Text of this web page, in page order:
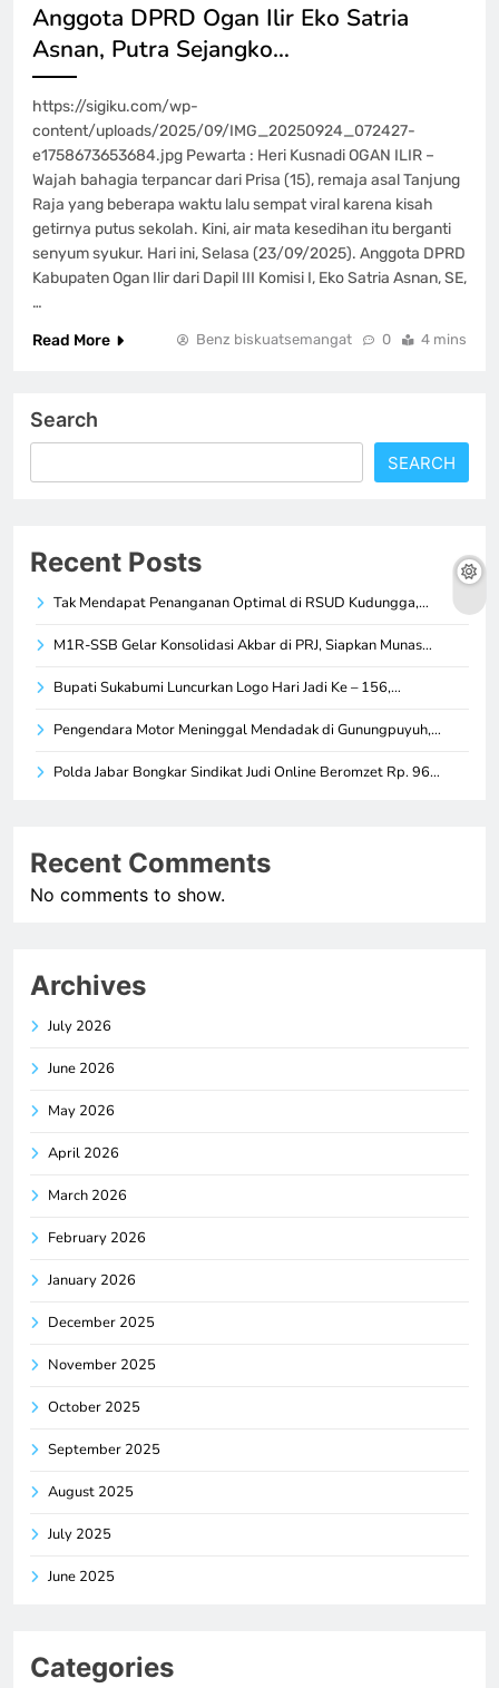
Anggota DPRD Ogan Ilir Eko Satria
Asnan, Putra Sejangko…
https://sigiku.com/wp-
content/uploads/2025/09/IMG_20250924_072427-
e1758673653684.jpg Pewarta : Heri Kusnadi OGAN ILIR –
Wajah bahagia terpancar dari Prisa (15), remaja asal Tanjung
Raja yang beberapa waktu lalu sempat viral karena kisah
getirnya putus sekolah. Kini, air mata kesedihan itu berganti
senyum syukur. Hari ini, Selasa (23/09/2025). Anggota DPRD
Kabupaten Ogan Ilir dari Dapil III Komisi I, Eko Satria Asnan, SE,
…
Read More
Benz biskuatsemangat 0 4 mins
Search
SEARCH
Recent Posts
Tak Mendapat Penanganan Optimal di RSUD Kudungga,…
M1R-SSB Gelar Konsolidasi Akbar di PRJ, Siapkan Munas…
Bupati Sukabumi Luncurkan Logo Hari Jadi Ke – 156,…
Pengendara Motor Meninggal Mendadak di Gunungpuyuh,…
Polda Jabar Bongkar Sindikat Judi Online Beromzet Rp. 96…
Recent Comments
No comments to show.
Archives
July 2026
June 2026
May 2026
April 2026
March 2026
February 2026
January 2026
December 2025
November 2025
October 2025
September 2025
August 2025
July 2025
June 2025
Categories